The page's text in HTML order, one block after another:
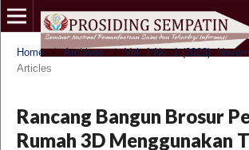
Home / Archives / Vol. 1 No. 1 (2023):
Articles
Rancang Bangun Brosur
Rumah 3D Menggunakan